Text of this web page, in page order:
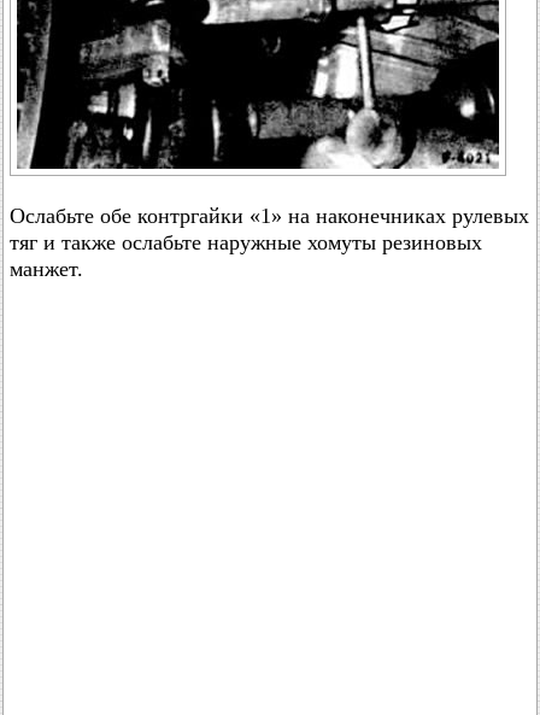
Ослабьте обе контргайки «1» на наконечниках рулевых
тяг и также ослабьте наружные хомуты резиновых
манжет.